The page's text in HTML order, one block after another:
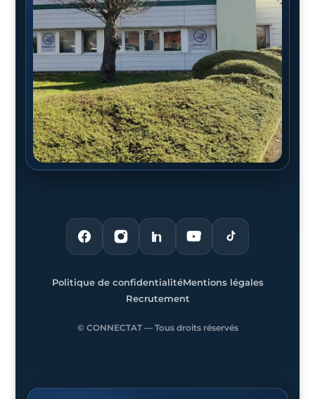
Politique de confidentialitéMentions légales
Recrutement
© CONNECTAT — Tous droits réservés